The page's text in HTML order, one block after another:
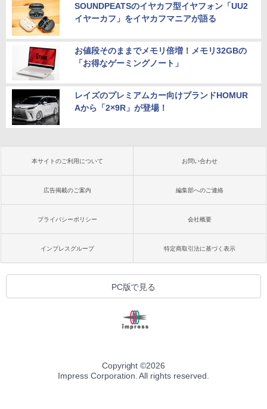
SOUNDPEATSのイヤカフ型イヤフォン「UU2
イヤーカフ」をイヤカフマニアが語る
お値段そのままでメモリ倍増！メモリ32GBの
「お得なゲーミングノート」
レイズのプレミアムカー向けブランドHOMUR
Aから「2×9R」が登場！
本サイトのご利用について お問い合わせ
広告掲載のご案内 編集部へのご連絡
プライバシーポリシー 会社概要
インプレスグループ 特定商取引法に基づく表示
PC版で見る
Copyright ©2026
Impress Corporation. All rights reserved.